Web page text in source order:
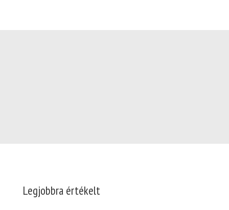
Legjobbra értékelt